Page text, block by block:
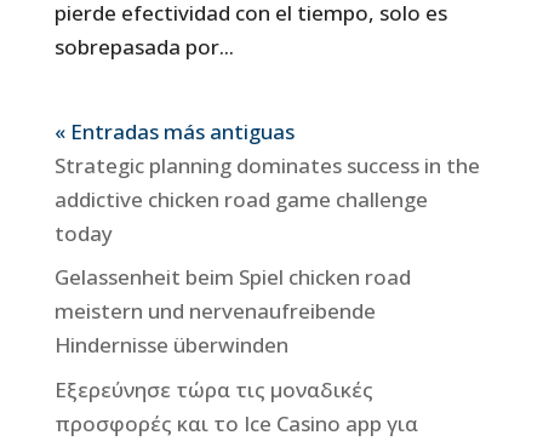
pierde efectividad con el tiempo, solo es
sobrepasada por...
« Entradas más antiguas
Strategic planning dominates success in the
addictive chicken road game challenge
today
Gelassenheit beim Spiel chicken road
meistern und nervenaufreibende
Hindernisse überwinden
Εξερεύνησε τώρα τις μοναδικές
προσφορές και το Ice Casino app για